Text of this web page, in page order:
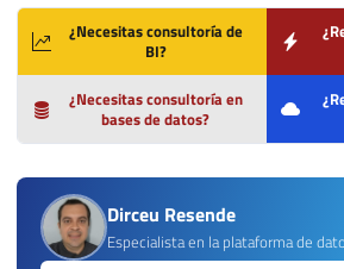
¿Necesitas consultoría de
BI?
¿Necesitas consultoría en
bases de datos?
Dirceu Resende
Especialista en la plataforma de